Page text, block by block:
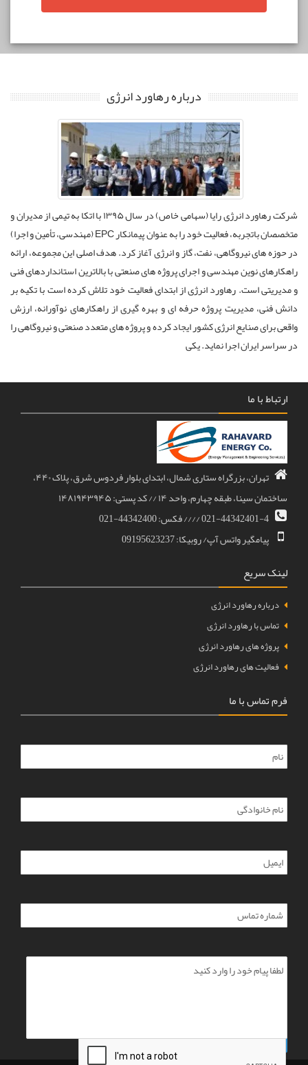
درباره رهاورد انرژی
شرکت رهاورد انرژی رایا (سهامی خاص) در سال ۱۳۹۵ با اتکا به تیمی از مدیران و
متخصصان باتجربه، فعالیت خود را به عنوان پیمانکار EPC (مهندسی، تأمین و اجرا)
در حوزه های نیروگاهی، نفت، گاز و انرژی آغاز کرد. هدف اصلی این مجموعه، ارائه
راهکارهای نوین مهندسی و اجرای پروژه های صنعتی با بالاترین استانداردهای فنی
و مدیریتی است. رهاورد انرژی از ابتدای فعالیت خود تلاش کرده است با تکیه بر
دانش فنی، مدیریت پروژه حرفه ای و بهره گیری از راهکارهای نوآورانه، ارزش
واقعی برای صنایع انرژی کشور ایجاد کرده و پروژه های متعدد صنعتی و نیروگاهی را
در سراسر ایران اجرا نماید. یکی
ارتباط با ما
تهران، بزرگراه ستاری شمال، ابتدای بلوار فردوس شرق، پلاک ۴۴۰،
ساختمان سینا، طبقه چهارم، واحد ۱۴ // کد پستی: ۱۴۸۱۹۴۳۹۴۵
021-44342401-4 //// فکس: 44342400-021
پیامگیر واتس آپ/ روبیکا: 09195623237
لینک سریع
درباره رهاورد انرژی
تماس با رهاورد انرژی
پروژه های رهاورد انرژی
فعالیت های رهاورد انرژی
فرم تماس با ما